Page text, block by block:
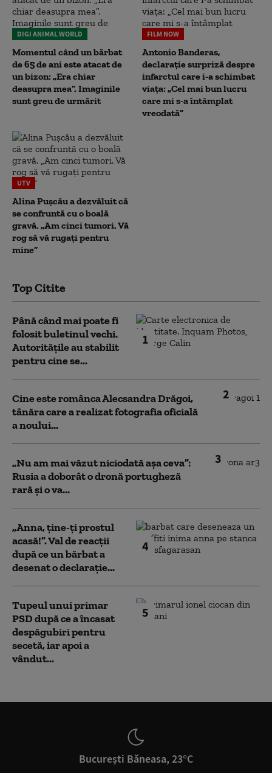
DIGI ANIMAL WORLD
Momentul când un bărbat
de 65 de ani este atacat de
un bizon: „Era chiar
deasupra mea”. Imaginile
sunt greu de urmărit
FILM NOW
Antonio Banderas,
declarație surpriză despre
infarctul care i-a schimbat
viața: „Cel mai bun lucru
care mi s-a întâmplat
vreodată”
UTV
Alina Pușcău a dezvăluit că
se confruntă cu o boală
gravă. „Am cinci tumori. Vă
rog să vă rugați pentru
mine”
Top Citite
1
Până când mai poate fi
folosit buletinul vechi.
Autoritățile au stabilit
pentru cine se...
2
Cine este românca Alecsandra Drăgoi,
tânăra care a realizat fotografia oficială
a noului...
3
„Nu am mai văzut niciodată așa ceva”:
Rusia a doborât o dronă portugheză
rară și o va...
4
„Anna, ţine-ţi prostul
acasă!”. Val de reacții
după ce un bărbat a
desenat o declarație...
5
Tupeul unui primar
PSD după ce a încasat
despăgubiri pentru
secetă, iar apoi a
vândut...
București Băneasa, 23°C